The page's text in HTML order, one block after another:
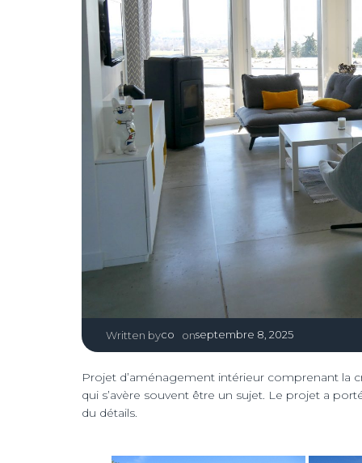
Written byco onseptembre 8, 2025
Projet d’aménagement intérieur comprenant la
qui s’avère souvent être un sujet. Le projet a
du détails.